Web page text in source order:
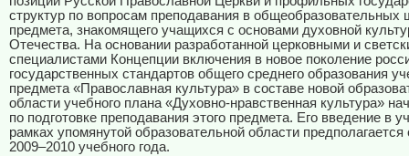
структур по вопросам преподавания в общеобразовательных
предмета, знакомящего учащихся с основами духовной
Отечества. На основании разработанной церковными и
специалистами Концепции включения в новое поколение
государственных стандартов общего среднего образования
предмета «Православная культура» в составе новой
области учебного плана «Духовно-нравственная культура»
по подготовке преподавания этого предмета. Его введение в
рамках упомянутой образовательной области предполагается
2009–2010 учебного года.